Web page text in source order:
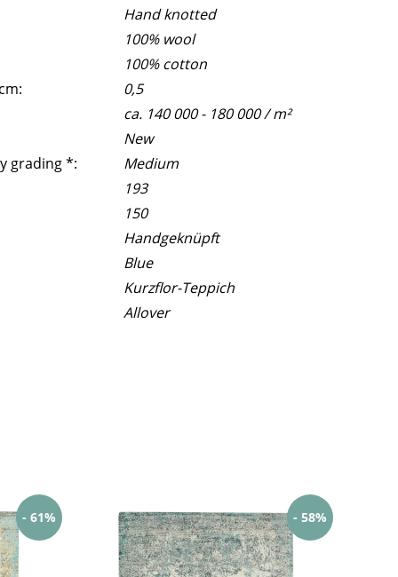
Hand knotted
100% wool
100% cotton
0,5
ca. 140 000 - 180 000 / m²
New
grading *:
Medium
193
150
Handgeknüpft
Blue
Kurzflor-Teppich
Allover
- 61% - 58%